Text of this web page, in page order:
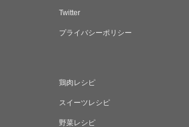
Twitter
プライバシーポリシー
鶏肉レシピ
スイーツレシピ
野菜レシピ